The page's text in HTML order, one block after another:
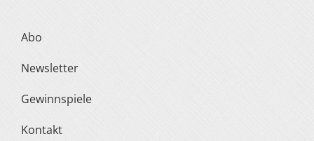
Abo
Newsletter
Gewinnspiele
Kontakt